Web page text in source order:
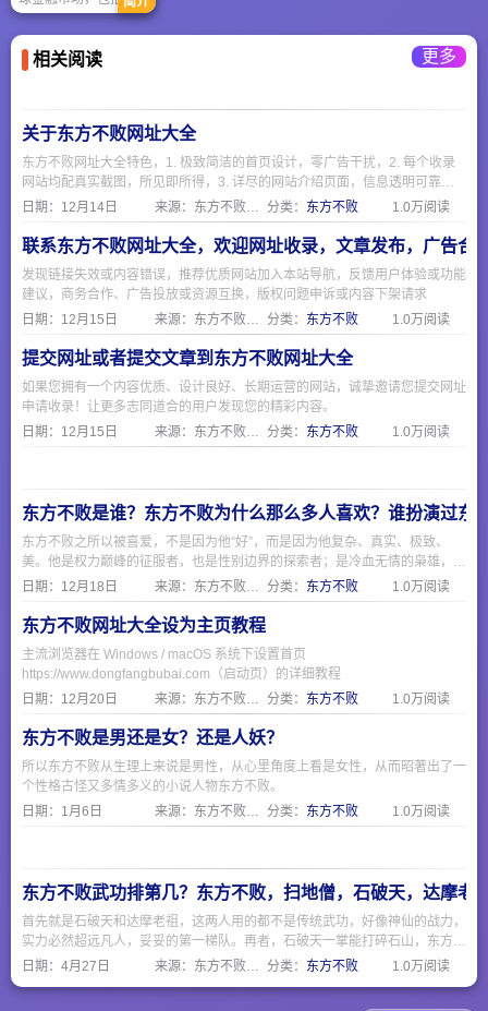
读，更联合各大媒体
和科研机构为投资者
提供全方位解读。为
股、港股、美股、期
货、外汇、贵金属
（如黄金、原油）、
债券等。独家接入纳
相关阅读 更多
关于东方不败网址大全
东方不败网址大全特色，1. 极致简洁的首页设计，零广告干扰，2. 每个收录
网站均配真实截图，所见即所得，3. 详尽的网站介绍页面，信息透明可靠，
4. 严格人工审核机制，确保收录质量，5. 专注便民服务，覆盖生活全场景
日期： 12月14日 来源：东方不败网址大全 分类： 东方不败 1.0万阅读
联系东方不败网址大全，欢迎网址收录，文章发布，广告合
发现链接失效或内容错误，推荐优质网站加入本站导航，反馈用户体验或功能
建议，商务合作、广告投放或资源互换，版权问题申诉或内容下架请求
日期： 12月15日 来源：东方不败网址大全 分类： 东方不败 1.0万阅读
提交网址或者提交文章到东方不败网址大全
如果您拥有一个内容优质、设计良好、长期运营的网站，诚挚邀请您提交网址
申请收录！让更多志同道合的用户发现您的精彩内容。
日期： 12月15日 来源：东方不败网址大全 分类： 东方不败 1.0万阅读
东方不败是谁？东方不败为什么那么多人喜欢？谁扮演过东
东方不败之所以被喜爱，不是因为他“好”，而是因为他复杂、真实、极致、
美。他是权力巅峰的征服者，也是性别边界的探索者；是冷血无情的枭雄，也
是为爱痴狂的凡人。正如一句话所说：“他不是反派，他是照出所有人欲望与
恐惧的一面镜子。”
日期： 12月18日 来源：东方不败网址大全 分类： 东方不败 1.0万阅读
东方不败网址大全设为主页教程
主流浏览器在 Windows / macOS 系统下设置首页
https://www.dongfangbubai.com（启动页）的详细教程
日期： 12月20日 来源：东方不败网址大全 分类： 东方不败 1.0万阅读
东方不败是男还是女？还是人妖？
所以东方不败从生理上来说是男性，从心里角度上看是女性，从而昭著出了一
个性格古怪又多情多义的小说人物东方不败。
日期： 1月6日 来源：东方不败网址大全 分类： 东方不败 1.0万阅读
东方不败武功排第几？东方不败，扫地僧，石破天，达摩老
首先就是石破天和达摩老祖，这两人用的都不是传统武功，好像神仙的战力，
实力必然超远凡人，妥妥的第一梯队。再者，石破天一掌能打碎石山，东方不
败的绣花针显的不够看，而且石破天的防御力也是天花板级别的。然后我们看
日期： 4月27日 来源：东方不败网址大全 分类： 东方不败 1.0万阅读